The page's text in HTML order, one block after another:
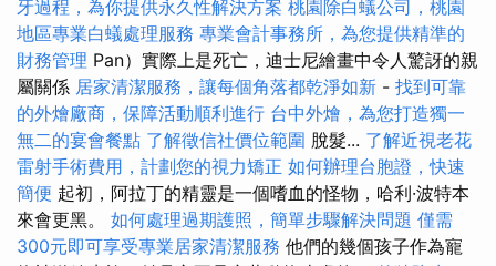
牙過程，為你提供永久性解決方案 桃園除白蟻公司，桃園
地區專業白蟻處理服務 專業會計事務所，為您提供精準的
財務管理 Pan）實際上是死亡，迪士尼繪畫中令人驚訝的親
屬關係 居家清潔服務，讓每個角落都乾淨如新 - 找到可靠
的外燴廠商，保障活動順利進行 台中外燴，為您打造獨一
無二的宴會餐點 了解徵信社價位範圍 脫髮... 了解近視老花
雷射手術費用，計劃您的視力矯正 如何辦理台胞證，快速
簡便 起初，阿拉丁的精靈是一個嗜血的怪物，哈利·波特本
來會更黑。 如何處理過期護照，簡單步驟解決問題 僅需
300元即可享受專業居家清潔服務 他們的幾個孩子作為寵